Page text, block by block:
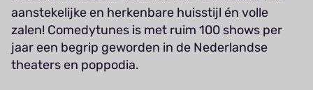
aanstekelijke en herkenbare huisstijl én volle
zalen! Comedytunes is met ruim 100 shows per
jaar een begrip geworden in de Nederlandse
theaters en poppodia.